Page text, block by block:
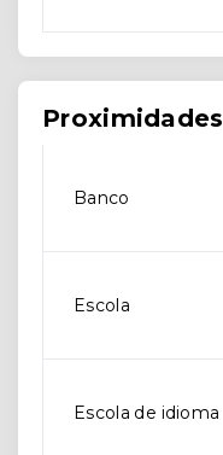
Proximidades
Banco
Escola
Escola de idioma